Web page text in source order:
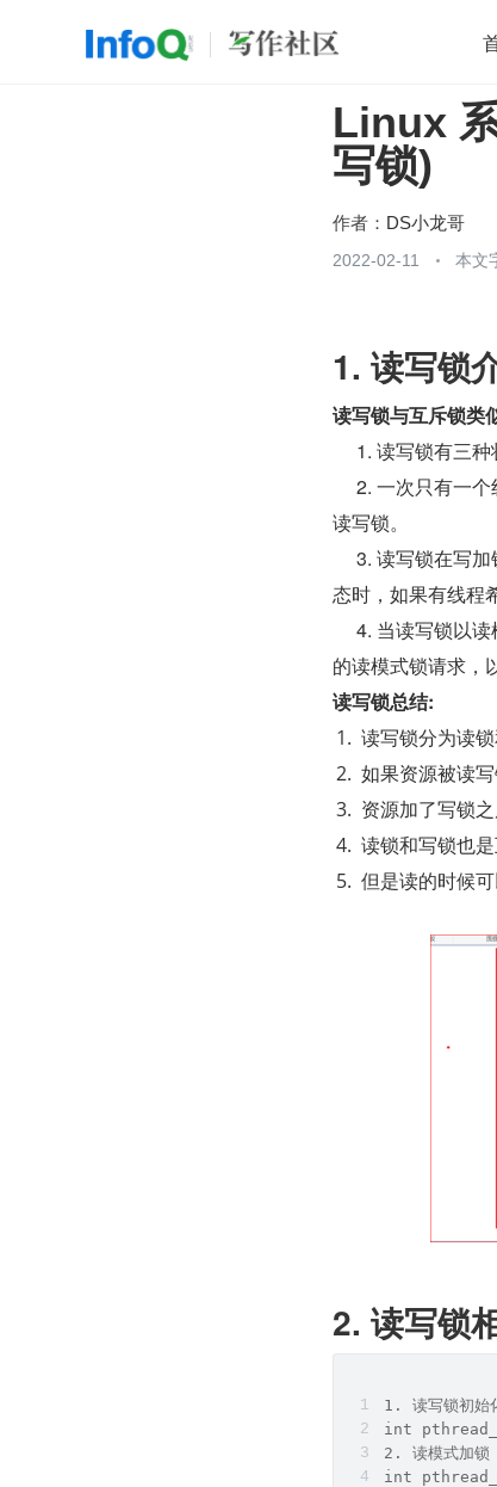
开源 架构
团队管理
Linux
写锁)
作者： DS小龙哥
2022-02-11 本文
1. 读写锁
读写锁与互斥锁类
1. 读写锁有三
2. 一次只有一
读写锁。
3. 读写锁在写
态时，如果有线程
4. 当读写锁以
的读模式锁请求，
读写锁总结:
读写锁分为读锁
如果资源被读
资源加了写锁
读锁和写锁也
但是读的时候
2. 读写锁
1. 读写锁初始
int
2. 读模式加锁
int